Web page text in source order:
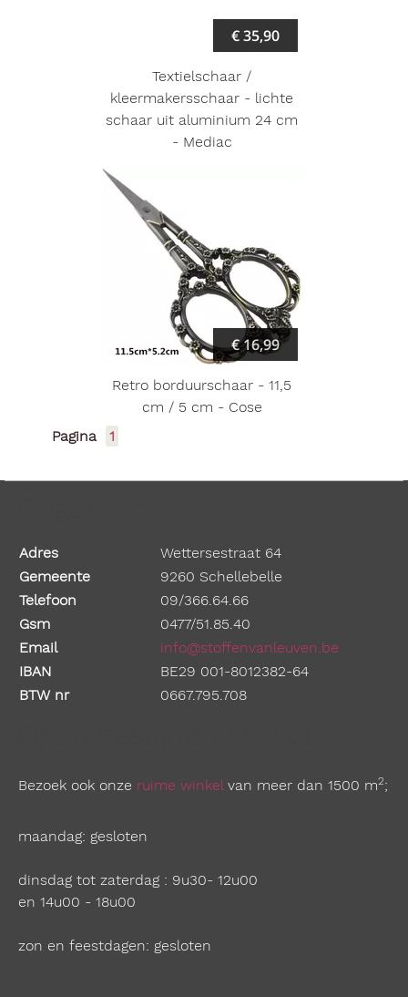
€ 35,90
Textielschaar /
kleermakersschaar - lichte
schaar uit aluminium 24 cm
- Mediac
€ 16,99
Retro borduurschaar - 11,5
cm / 5 cm - Cose
Pagina
1
Adres
Wettersestraat 64
Gemeente
9260 Schellebelle
Telefoon
09/366.64.66
Gsm
0477/51.85.40
Email
info@stoffenvanleuven.be
IBAN
BE29 001-8012382-64
BTW nr
0667.795.708
Bezoek ook onze ruime winkelvan meer dan 1500 m2;
maandag: gesloten
dinsdag tot zaterdag : 9u30- 12u00
en 14u00 - 18u00
zon en feestdagen: gesloten